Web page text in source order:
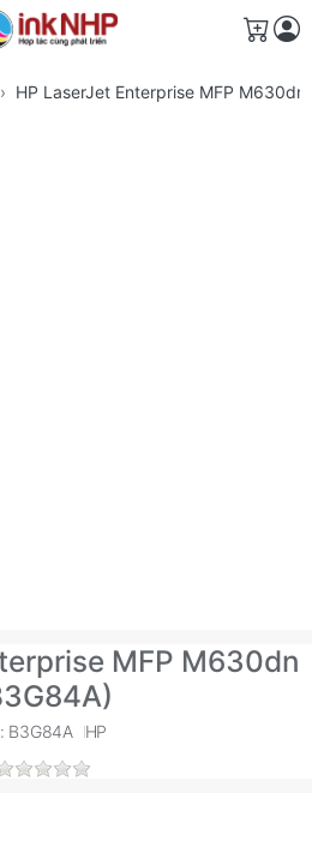
Giỏ
HP LaserJet Enterprise MFP M630dn
MFP M630dn
B3G84A HP